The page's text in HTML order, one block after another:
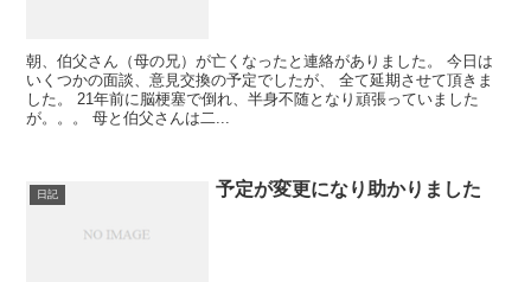
朝、伯父さん（母の兄）が亡くなったと連絡がありました。 今日は
いくつかの面談、意見交換の予定でしたが、 全て延期させて頂きま
した。 21年前に脳梗塞で倒れ、半身不随となり頑張っていました
が。。。 母と伯父さんは二...
日記 予定が変更になり助かりました